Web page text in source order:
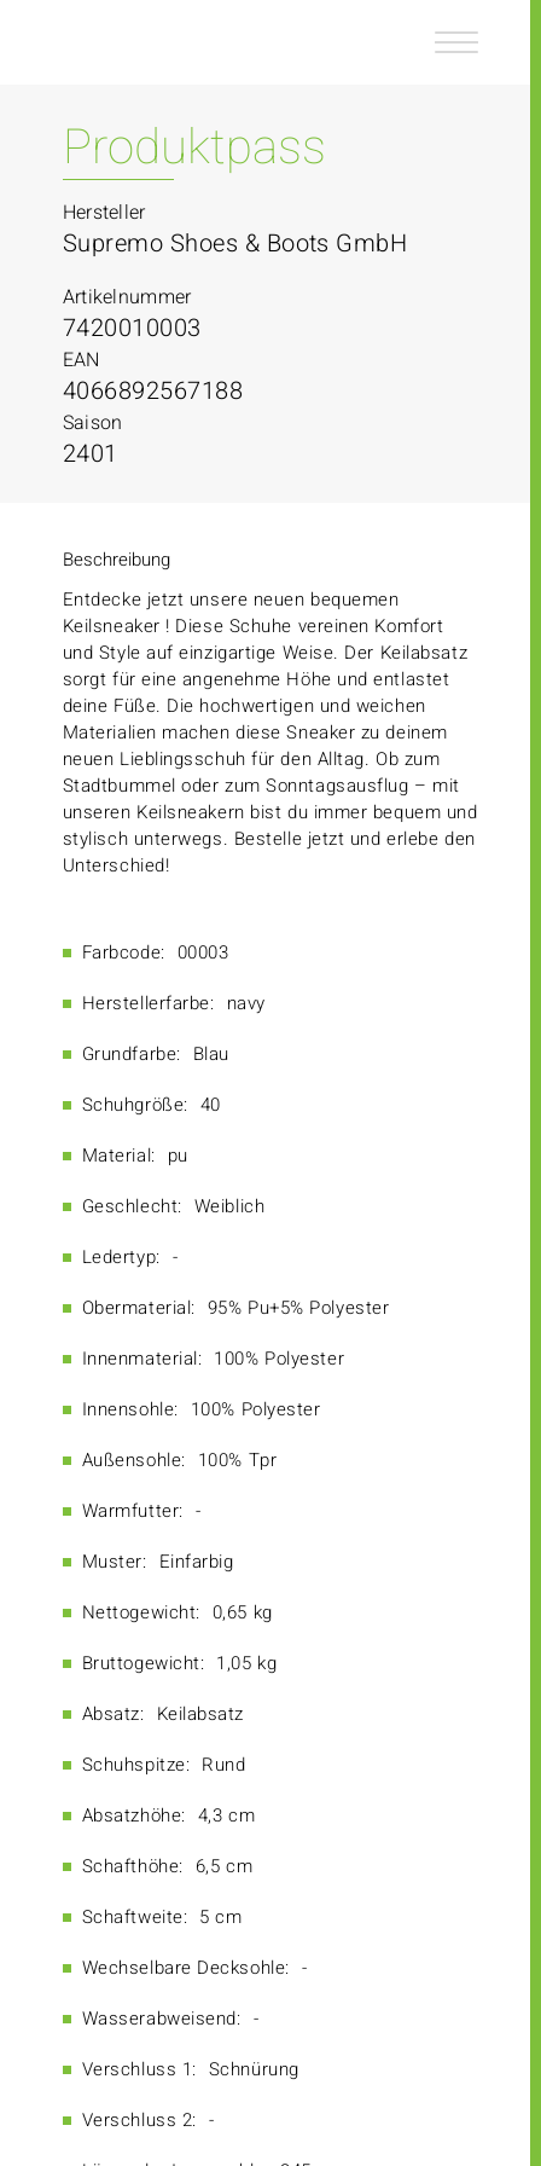
Produktpass
Hersteller
Supremo Shoes & Boots GmbH
Artikelnummer
7420010003
EAN
4066892567188
Saison
2401
Beschreibung
Entdecke jetzt unsere neuen bequemen
Keilsneaker ! Diese Schuhe vereinen Komfort
und Style auf einzigartige Weise. Der Keilabsatz
sorgt für eine angenehme Höhe und entlastet
deine Füße. Die hochwertigen und weichen
Materialien machen diese Sneaker zu deinem
neuen Lieblingsschuh für den Alltag. Ob zum
Stadtbummel oder zum Sonntagsausflug – mit
unseren Keilsneakern bist du immer bequem und
stylisch unterwegs. Bestelle jetzt und erlebe den
Unterschied!
Farbcode: 00003
Herstellerfarbe: navy
Grundfarbe: Blau
Schuhgröße: 40
Material: pu
Geschlecht: Weiblich
Ledertyp: -
Obermaterial: 95% Pu+5% Polyester
Innenmaterial: 100% Polyester
Innensohle: 100% Polyester
Außensohle: 100% Tpr
Warmfutter: -
Muster: Einfarbig
Nettogewicht: 0,65 kg
Bruttogewicht: 1,05 kg
Absatz: Keilabsatz
Schuhspitze: Rund
Absatzhöhe: 4,3 cm
Schafthöhe: 6,5 cm
Schaftweite: 5 cm
Wechselbare Decksohle: -
Wasserabweisend: -
Verschluss 1: Schnürung
Verschluss 2: -